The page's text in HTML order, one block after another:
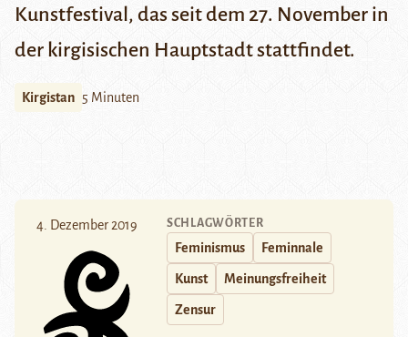
Kunstfestival, das seit dem 27. November in
der kirgisischen Hauptstadt stattfindet.
Kirgistan 5 Minuten
4. Dezember 2019 SCHLAGWÖRTER
Feminismus Feminnale
Kunst Meinungsfreiheit
Zensur